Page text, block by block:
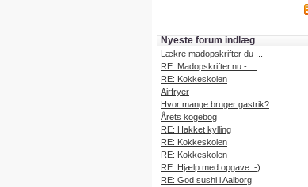
Nyeste forum indlæg
Lækre madopskrifter du ...
RE: Madopskrifter.nu - ...
RE: Kokkeskolen
Airfryer
Hvor mange bruger gastrik?
Årets kogebog
RE: Hakket kylling
RE: Kokkeskolen
RE: Kokkeskolen
RE: Hjælp med opgave :-)
RE: God sushi i Aalborg